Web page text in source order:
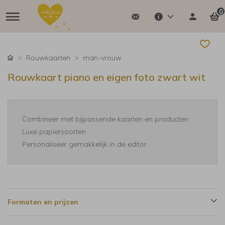
0
Rouwkaarten man-vrouw
Rouwkaart piano en eigen foto zwart wit
Combineer met bijpassende kaarten en producten
Luxe papiersoorten
Personaliseer gemakkelijk in de editor
Formaten en prijzen